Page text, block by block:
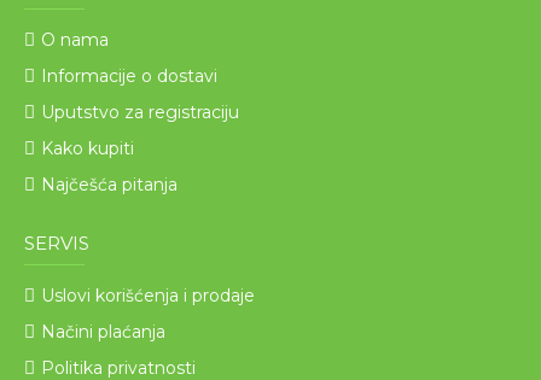
O nama
Informacije o dostavi
Uputstvo za registraciju
Kako kupiti
Najčešća pitanja
SERVIS
Uslovi korišćenja i prodaje
Načini plaćanja
Politika privatnosti